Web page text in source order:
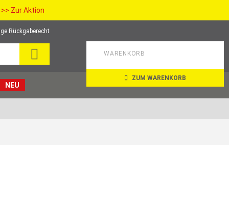
>> Zur Aktion
Rückgaberecht
WARENKORB
ZUM WARENKORB
NEU